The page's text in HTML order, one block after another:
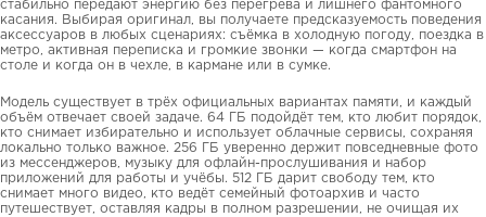
стабильно передают энергию без перегрева и лишнего фантомного
касания. Выбирая оригинал, вы получаете предсказуемость поведения
аксессуаров в любых сценариях: съёмка в холодную погоду, поездка в
метро, активная переписка и громкие звонки — когда смартфон на
столе и когда он в чехле, в кармане или в сумке.
Модель существует в трёх официальных вариантах памяти, и каждый
объём отвечает своей задаче. 64 ГБ подойдёт тем, кто любит порядок,
кто снимает избирательно и использует облачные сервисы, сохраняя
локально только важное. 256 ГБ уверенно держит повседневные фото
из мессенджеров, музыку для офлайн-прослушивания и набор
приложений для работы и учёбы. 512 ГБ дарит свободу тем, кто
снимает много видео, кто ведёт семейный фотоархив и часто
путешествует, оставляя кадры в полном разрешении, не очищая их